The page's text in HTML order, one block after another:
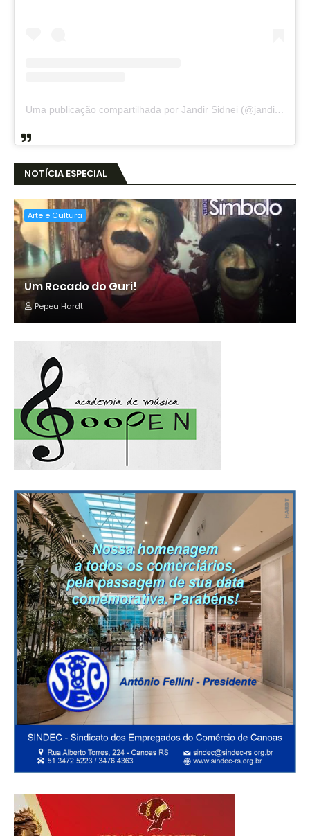
Uma publicação compartilhada por Jandir Sidnei (@jandirsidnei)
NOTÍCIA ESPECIAL
Arte e Cultura
Um Recado do Guri!
Pepeu Hardt